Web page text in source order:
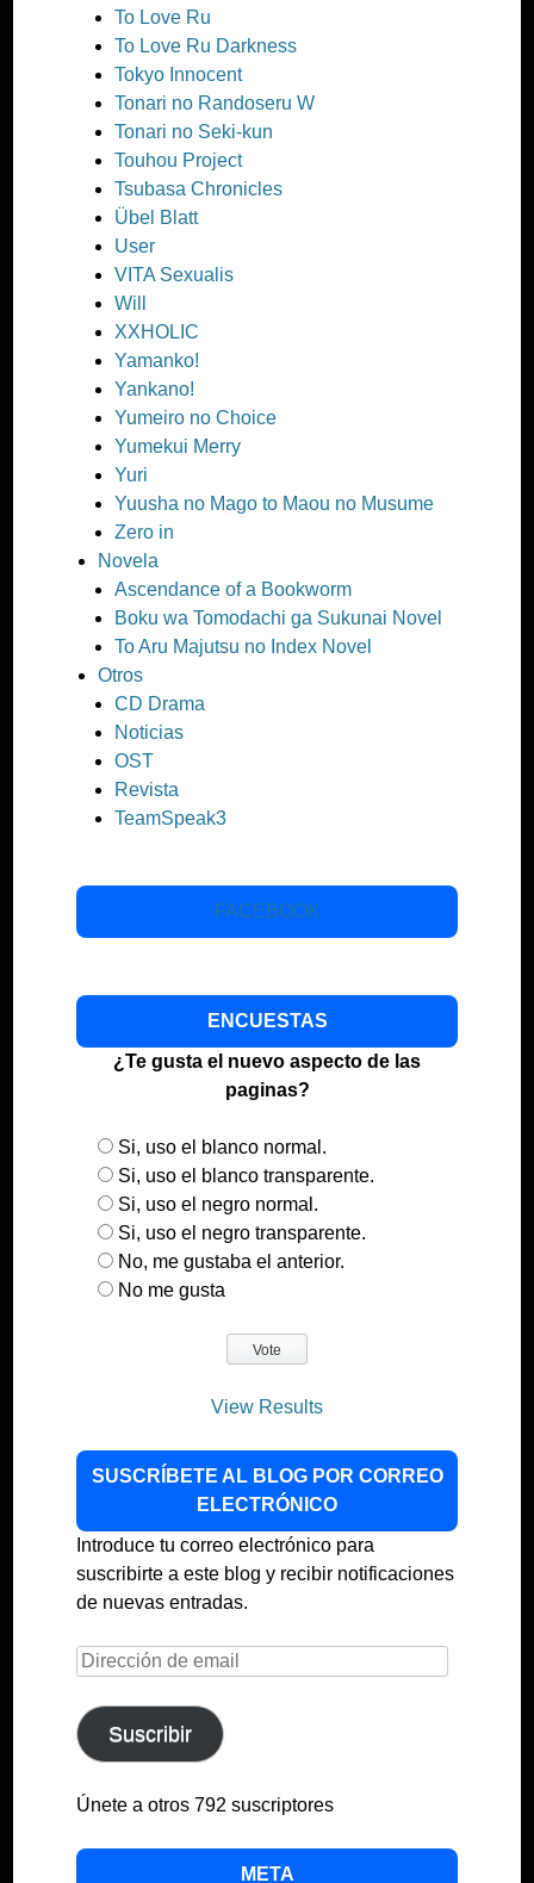
To Love Ru
To Love Ru Darkness
Tokyo Innocent
Tonari no Randoseru W
Tonari no Seki-kun
Touhou Project
Tsubasa Chronicles
Übel Blatt
User
VITA Sexualis
Will
XXHOLIC
Yamanko!
Yankano!
Yumeiro no Choice
Yumekui Merry
Yuri
Yuusha no Mago to Maou no Musume
Zero in
Novela
Ascendance of a Bookworm
Boku wa Tomodachi ga Sukunai Novel
To Aru Majutsu no Index Novel
Otros
CD Drama
Noticias
OST
Revista
TeamSpeak3
FACEBOOK
ENCUESTAS
¿Te gusta el nuevo aspecto de las
paginas?
Si, uso el blanco normal.
Si, uso el blanco transparente.
Si, uso el negro normal.
Si, uso el negro transparente.
No, me gustaba el anterior.
No me gusta
View Results
SUSCRÍBETE AL BLOG POR CORREO
ELECTRÓNICO
Introduce tu correo electrónico para
suscribirte a este blog y recibir notificaciones
de nuevas entradas.
Dirección
email
Suscribir
Únete a otros 792 suscriptores
META